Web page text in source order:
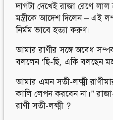
দাগটা দেখেই রাজা রেগে লাল
মন্ত্রীকে আদেশ দিলেন – এই
নির্মম ভাবে হত্যা করুণ।
আমার রাণীর সঙ্গে অবেধ
বললেন ‘ছি-ছি, একি বলছেন
আমার এমন সতী-লক্ষ্মী
কালি লেপন করবেন না।”
রাণী সতী-লক্ষ্মী ?